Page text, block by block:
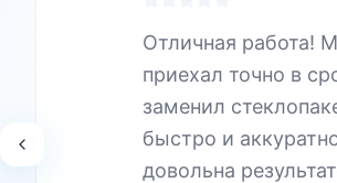
Отличная работа!
приехал точно в
заменил
быстро и
довольна